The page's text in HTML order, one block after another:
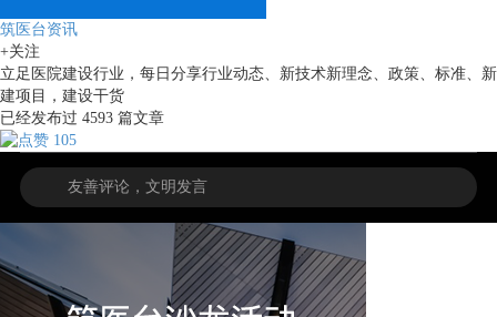
筑医台资讯
+关注
立足医院建设行业，每日分享行业动态、新技术新理念、政策、标准、新
建项目，建设干货
已经发布过 4593 篇文章
105